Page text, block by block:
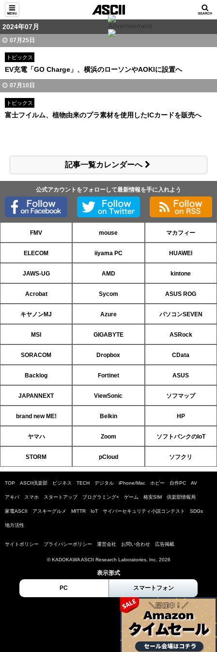
2024年07月
07月25日
トピックス
EV充電「GO Charge」、横浜のローソンやAOKIに設置へ
07月10日
トピックス
富士フイルム、植物由来のプラ素材を使用したICカードを販売へ
記事一覧カレンダーへ
公式アカウントをフォローして最新情報を手に入れよう
FMV mouse マカフィー
ELECOM iiyama PC HUAWEI
JAWS-UG AMD kintone
Acrobat Sycom ASUS ROG
キヤノンMJ Azure パソコンSEVEN
MSI GIGABYTE ASRock
SORACOM Dropbox CData
Backlog Fortinet ASUS
JAPANNEXT ViewSonic ソフマップ
brand new ME! Belkin HP
ヤマハ Zoom ソフトバンクのIoT
STORM pCloud ソフクリ
TOP ASCII倶楽部 ビジネス TECH デジタル iPhone/Mac ホビー 自作PC AV
アキバ スマホ スタートアップ プログラミング+ ゲーム 格安SIM 倶楽部情報局
家電ASCII アスキーグルメ MITTR IoT サイバーセキュリティ小説コンテスト SDGs
地方活性
サイトポリシー プライバシーポリシー 運営会社 お問い合わせ 広告掲載
© KADOKAWA ASCII Research Laboratories, Inc. 2026
表示形式
PC スマートフォン